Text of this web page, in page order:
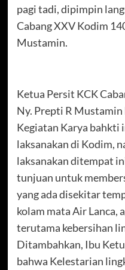
pagi tadi, dipimpin
Cabang XXV Kodim
Mustamin.
Ketua Persit KCK
Ny. Prepti R
Kegiatan Karya bahkti
laksanakan di Kodim,
laksanakan ditempat
tunjuan untuk
yang ada disekitar
kolam mata Air Lanca,
terutama kebersihan
Ditambahkan, Ibu
bahwa Kelestarian